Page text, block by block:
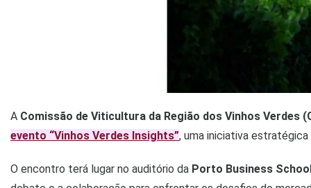
A Comissão de Viticultura da Região dos Vinhos Verdes
evento “Vinhos Verdes Insights”, uma iniciativa
O encontro terá lugar no auditório da Porto Business